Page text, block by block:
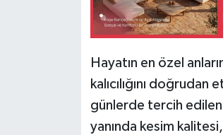
Hayatın en özel
kalıcılığını
günlerde tercih
yanında kesim
Tarihi Yapılarımız
Teknoloji